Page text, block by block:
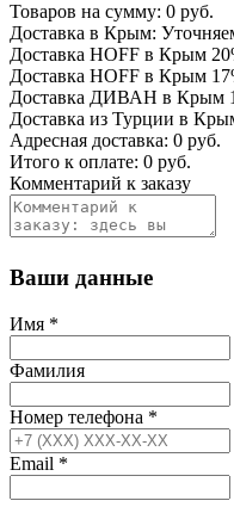
Товаров на сумму: 0 руб.
Доставка в Крым:
Доставка HOFF в Крым 20
Доставка HOFF в Крым 17
Доставка ДИВАН в Крым
Доставка из Турции в
Адресная доставка: 0 руб.
Итого к оплате: 0 руб.
Комментарий к заказу
Ваши данные
Имя *
Фамилия
Номер телефона *
Email *